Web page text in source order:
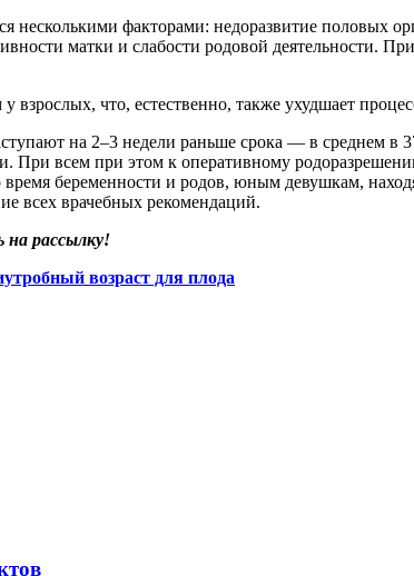
факторами: недоразвитие половых
матки и слабости родовой деятельности.
что, естественно, также ухудшает
на 2–3 недели раньше срока — в среднем в
всем при этом к оперативному
беременности и родов, юным девушкам,
всех врачебных рекомендаций.
на рассылку!
возраст для плода